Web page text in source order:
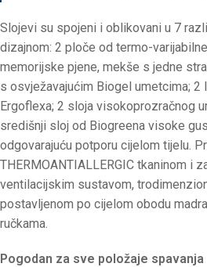
Slojevi su spojeni i oblikovani u 7
dizajnom: 2 ploče od termo-
memorijske pjene, mekše s jedne
s osvježavajućim Biogel umetcima;
Ergoflexa; 2 sloja visokoprozračnog
središnji sloj od Biogreena visoke
odgovarajuću potporu cijelom tijelu.
THERMOANTIALLERGIC tkaninom i
ventilacijskim sustavom,
postavljenom po cijelom obodu
ručkama.
Pogodan za sve položaje